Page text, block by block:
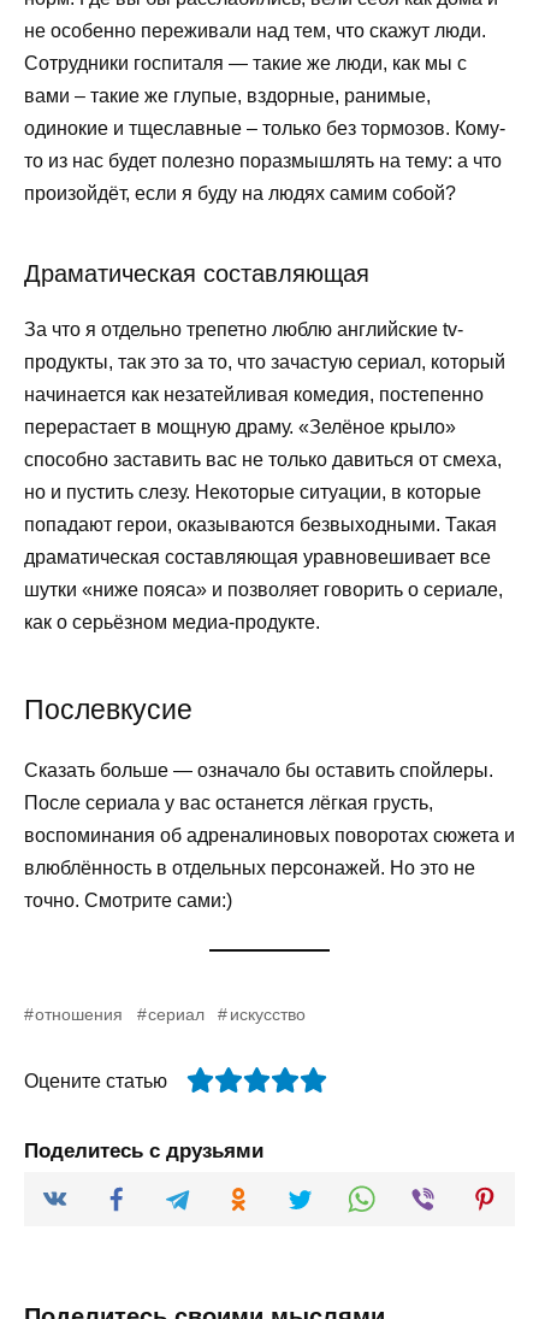
не особенно переживали над тем, что скажут люди.
Сотрудники госпиталя — такие же люди, как мы с
вами – такие же глупые, вздорные, ранимые,
одинокие и тщеславные – только без тормозов. Кому-
то из нас будет полезно поразмышлять на тему: а что
произойдёт, если я буду на людях самим собой?
Драматическая составляющая
За что я отдельно трепетно люблю английские tv-
продукты, так это за то, что зачастую сериал, который
начинается как незатейливая комедия, постепенно
перерастает в мощную драму. «Зелёное крыло»
способно заставить вас не только давиться от смеха,
но и пустить слезу. Некоторые ситуации, в которые
попадают герои, оказываются безвыходными. Такая
драматическая составляющая уравновешивает все
шутки «ниже пояса» и позволяет говорить о сериале,
как о серьёзном медиа-продукте.
Послевкусие
Сказать больше — означало бы оставить спойлеры.
После сериала у вас останется лёгкая грусть,
воспоминания об адреналиновых поворотах сюжета и
влюблённость в отдельных персонажей. Но это не
точно. Смотрите сами:)
отношения сериал искусство
Оцените статью
Поделитесь с друзьями